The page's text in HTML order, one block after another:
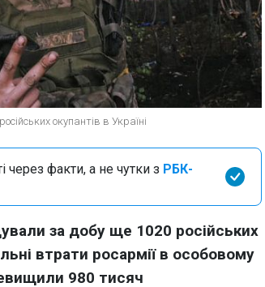
окупантів в Україні
через факти, а не чутки з РБК-
за добу ще 1020 російських
втрати росармії в особовому
980 тисяч